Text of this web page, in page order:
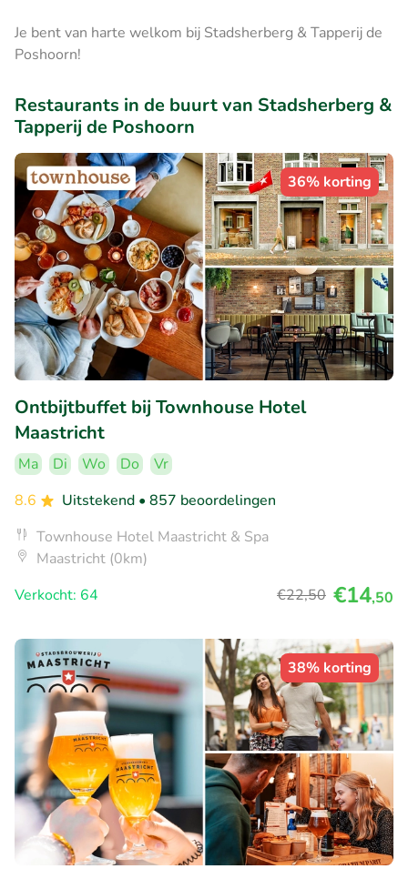
Je bent van harte welkom bij Stadsherberg & Tapperij de
Poshoorn!
Restaurants in de buurt van Stadsherberg &
Tapperij de Poshoorn
36% korting
Ontbijtbuffet bij Townhouse Hotel
Maastricht
Ma Di Wo Do
Vr
8.6
Uitstekend • 857 beoordelingen
Townhouse Hotel Maastricht & Spa
Maastricht (0km)
Verkocht: 64
€22,50 €14,50
38% korting